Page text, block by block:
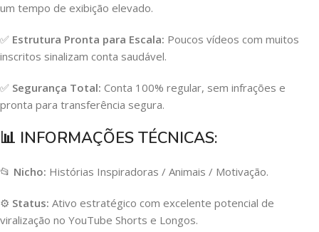
um tempo de exibição elevado.
✅ Estrutura Pronta para Escala: Poucos vídeos com muitos
inscritos sinalizam conta saudável.
✅ Segurança Total: Conta 100% regular, sem infrações e
pronta para transferência segura.
📊 INFORMAÇÕES TÉCNICAS:
📂 Nicho: Histórias Inspiradoras / Animais / Motivação.
⚙️ Status: Ativo estratégico com excelente potencial de
viralização no YouTube Shorts e Longos.